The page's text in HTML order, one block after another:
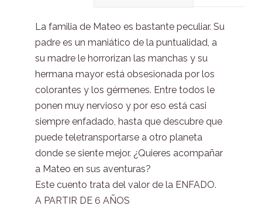
La familia de Mateo es bastante peculiar. Su
padre es un maniático de la puntualidad, a
su madre le horrorizan las manchas y su
hermana mayor está obsesionada por los
colorantes y los gérmenes. Entre todos le
ponen muy nervioso y por eso está casi
siempre enfadado, hasta que descubre que
puede teletransportarse a otro planeta
donde se siente mejor. ¿Quieres acompañar
a Mateo en sus aventuras?
Este cuento trata del valor de la ENFADO.
A PARTIR DE 6 AÑOS